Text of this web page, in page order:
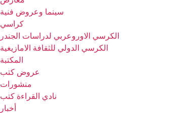
سينما وعروض فنية
كراسي
الكرسي الاوروعربي لدراسات الجندر
الكرسي الدولي للثقافة الامازيغية
المكتبة
عروض كتب
منشورات
نادي القراءة كتب
أخبار